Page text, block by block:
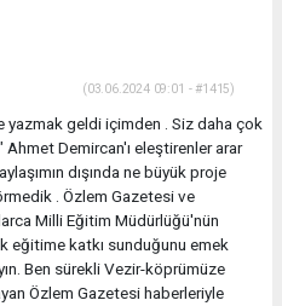
(03.06.2024 09:01 - #1415)
yazmak geldi içimden . Siz daha çok
Ahmet Demircan'ı eleştirenler arar
dışında ne büyük proje
. Özlem Gazetesi ve
Milli Eğitim Müdürlüğü'nün
eğitime katkı sunduğunu emek
Ben sürekli Vezir-köprümüze
Özlem Gazetesi haberleriyle